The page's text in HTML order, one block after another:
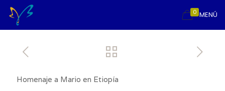
MENÚ
0
Homenaje a Mario en Etiopía